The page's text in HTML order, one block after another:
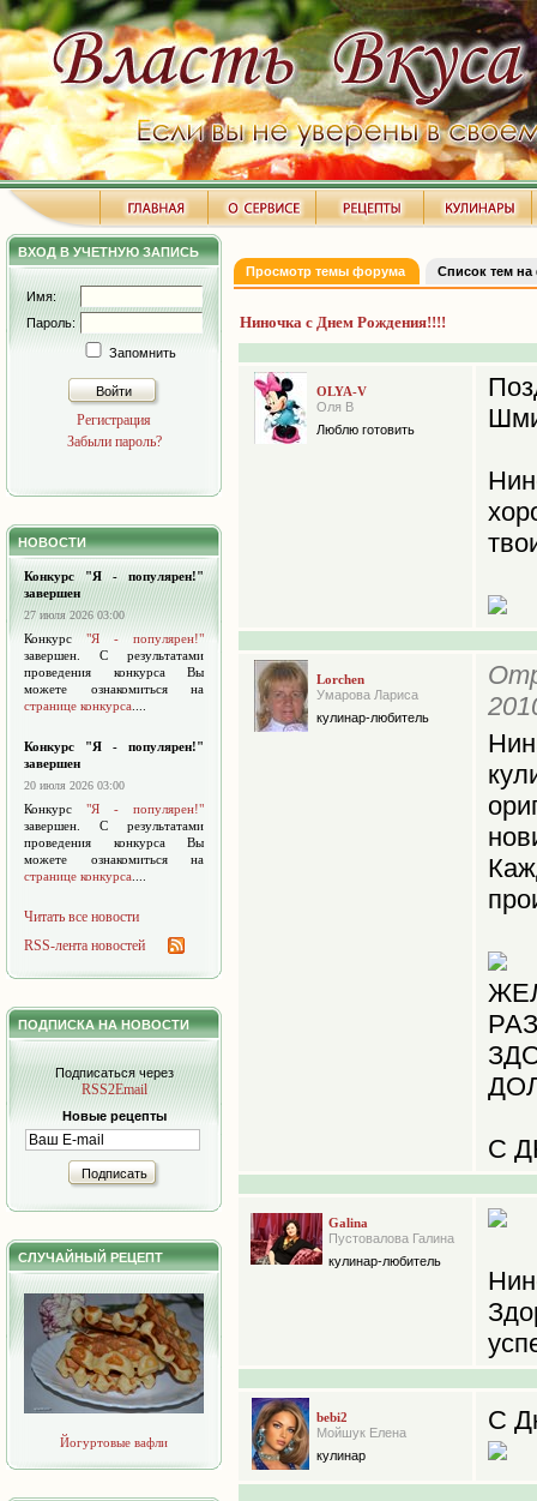
ВХОД В УЧЕТНУЮ ЗАПИСЬ
Имя:
Пароль:
Запомнить
Войти
Регистрация
Забыли пароль?
НОВОСТИ
Конкурс "Я - популярен!"
завершен
27 июля 2026 03:00
Конкурс "Я - популярен!"
завершен. С результатами
проведения конкурса Вы
можете ознакомиться на
странице конкурса
Конкурс "Я - популярен!"
завершен
20 июля 2026 03:00
Конкурс "Я - популярен!"
завершен. С результатами
проведения конкурса Вы
можете ознакомиться на
странице конкурса
Читать все новости
RSS-лента новостей
ПОДПИСКА НА НОВОСТИ
Подписаться через
RSS2Email
Новые рецепты
Подписать
СЛУЧАЙНЫЙ РЕЦЕПТ
Йогуртовые вафли
Просмотр темы форума Список тем
Ниночка с Днем Рождения!!!!
OLYA-V
Оля В
Люблю готовить
Lorchen
Умарова Лариса
кулинар-любитель
С
Galina
Пустовалова Галина
кулинар-любитель
bebi2
Мойшук Елена
кулинар
С